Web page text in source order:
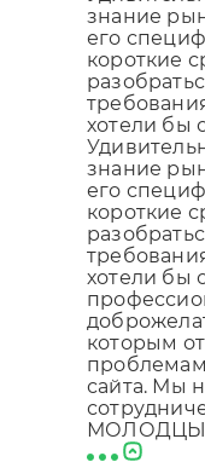
знание
его
короткие
хотели бы
знание
его
короткие
хотели бы
которым
сайта. Мы